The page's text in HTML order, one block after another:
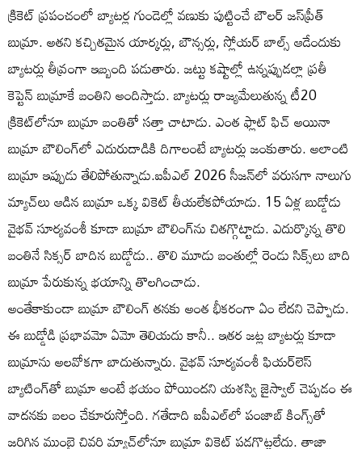
క్రికెట్ ప్రపంచంలో బ్యాటర్ల గుండెల్లో వణుకు పుట్టించే బౌలర్ జస్‌ప్రీత్
బుమ్రా. అతని కచ్చితమైన యార్కర్లు, బౌన్సర్లు, స్లోయర్ బాల్స్ ఆడేందుకు
బ్యాటర్లు తీవ్రంగా ఇబ్బంది పడుతారు. జట్టు కష్టాల్లో ఉన్నప్పుడల్లా ప్రతీ
కెప్టెన్ బుమ్రాకే బంతిని అందిస్తాడు. బ్యాటర్లు రాజ్యమేలుతున్న టీ20
క్రికెట్‌లోనూ బుమ్రా బంతితో సత్తా చాటాడు. ఎంత ఫ్లాట్ ఫిచ్ అయినా
బుమ్రా బౌలింగ్‌లో ఎదురుదాడికి దిగాలంటే బ్యాటర్లు జంకుతారు. అలాంటి
బుమ్రా ఇప్పుడు తేలిపోతున్నాడు.ఐపీఎల్ 2026 సీజన్‌లో వరుసగా నాలుగు
మ్యాచ్‌లు ఆడిన బుమ్రా ఒక్క వికెట్ తీయలేకపోయాడు. 15 ఏళ్ల బుడ్డోడు
వైభవ్ సూర్యవంశీ కూడా బుమ్రా బౌలింగ్‌ను చితగ్గొట్టాడు. ఎదుర్కొన్న తొలి
బంతినే సిక్సర్ బాదిన బుడ్డోడు.. తొలి మూడు బంతుల్లో రెండు సిక్స్‌లు బాది
బుమ్రా పేరుకున్న భయాన్ని తొలగించాడు.
అంతేకాకుండా బుమ్రా బౌలింగ్ తనకు అంత భీకరంగా ఏం లేదని చెప్పాడు.
ఈ బుడ్డోడి ప్రభావమో ఏమో తెలియదు కానీ.. ఇతర జట్ల బ్యాటర్లు కూడా
బుమ్రాను అలవోకగా బాదుతున్నారు. వైభవ్ సూర్యవంశీ ఫియర్‌లెస్
బ్యాటింగ్‌తో బుమ్రా అంటే భయం పోయిందని యశస్వి జైస్వాల్ చెప్పడం ఈ
వాదనకు బలం చేకూరుస్తోంది. గతేడాది ఐపీఎల్‌లో పంజాబ్ కింగ్స్‌తో
జరిగిన ముంబై చివరి మ్యాచ్‌లోనూ బుమ్రా వికెట్ పడగొట్టలేదు. తాజా